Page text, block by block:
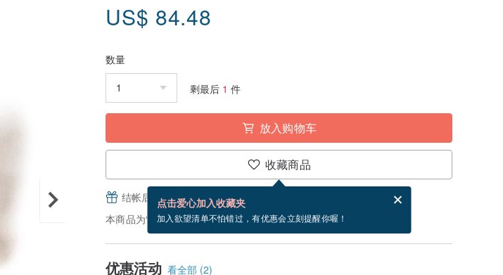
US$ 84.48
数量
剩最后 1 件
放入购物车
收藏商品
点击爱心加入收藏夹
加入欲望清单不怕错过，有优惠会立刻提醒你喔！
结帐后填写并分享，免费帮你寄送电子贺卡。
电子贺卡是什么？
本商品为“预购商品”，付款后设计师将于 2023/11/15 后开始出货。
优惠活动 看全部 (2)